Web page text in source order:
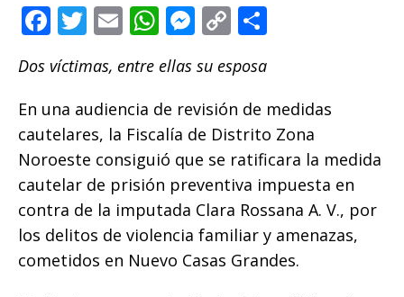
F
a
c
e
b
o
o
k
T
it
te
r
E
ai
l
W
h
at
s
A
p
p
M
ss
e
n
g
e
r
C
p
y
Li
n
k
p
ar
ti
r
Dos víctimas, entre ellas su esposa
En una audiencia de revisión de medidas
cautelares, la Fiscalía de Distrito Zona
Noroeste consiguió que se ratificara la medida
cautelar de prisión preventiva impuesta en
contra de la imputada Clara Rossana A. V., por
los delitos de violencia familiar y amenazas,
cometidos en Nuevo Casas Grandes.